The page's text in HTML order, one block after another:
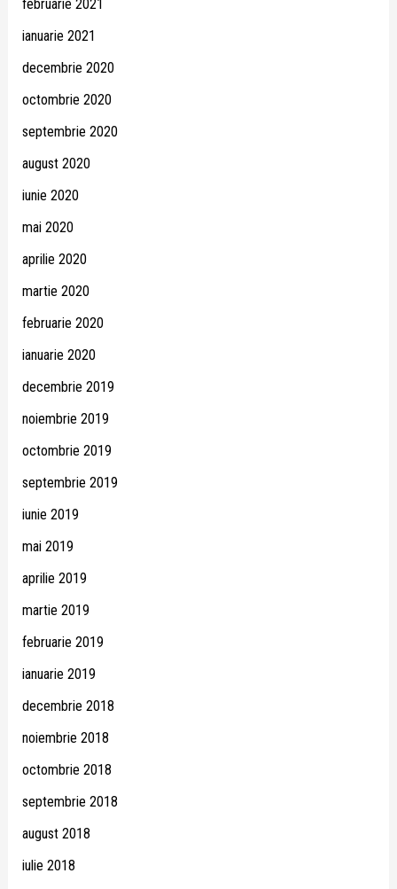
februarie 2021
ianuarie 2021
decembrie 2020
octombrie 2020
septembrie 2020
august 2020
iunie 2020
mai 2020
aprilie 2020
martie 2020
februarie 2020
ianuarie 2020
decembrie 2019
noiembrie 2019
octombrie 2019
septembrie 2019
iunie 2019
mai 2019
aprilie 2019
martie 2019
februarie 2019
ianuarie 2019
decembrie 2018
noiembrie 2018
octombrie 2018
septembrie 2018
august 2018
iulie 2018